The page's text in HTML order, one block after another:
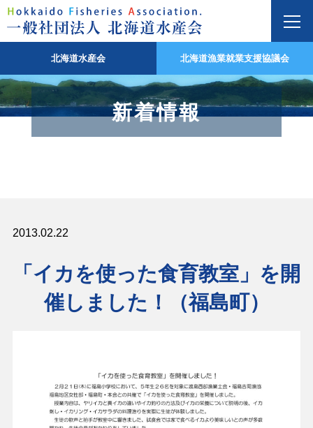
北海道水産会 北海道漁業就業支援協議会
新着情報
2013.02.22
「イカを使った食育教室」を開
催しました！（福島町）